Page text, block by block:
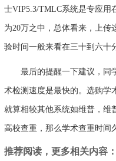
士VIP5.3/TMLC系统是专应用
为20万之中，总体看来，上传
验时间一般来看在三十到六十
最后的提醒一下建议，同
术检测速度是最快的。选购学
就算相较其他系统如维普，维
高校查重，那么学术查重时间
推荐阅读，更多相关内容：